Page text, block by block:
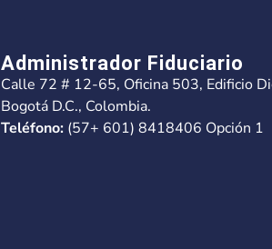
Administrador Fiduciario
Calle 72 # 12-65, Oficina 503, Edificio
Bogotá D.C., Colombia.
Teléfono: (57+ 601) 8418406 Opción 1